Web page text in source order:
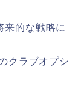
来的な戦略に
クラブオプシ